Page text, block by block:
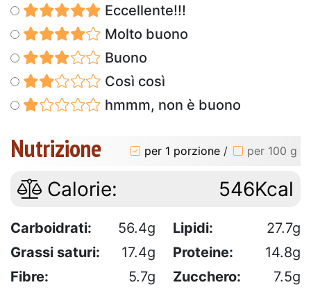
Eccellente!!!
Molto buono
Buono
Così così
hmmm, non è buono
Nutrizione per 1 porzione / per 100 g
Calorie: 546Kcal
Carboidrati: 56.4g Lipidi:
27.7g
Grassi saturi:
17.4g Proteine:
14.8g
Fibre:
5.7g Zucchero:
7.5g